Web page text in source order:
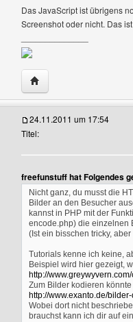
Das JavaScript ist übrigens
Screenshot oder nicht. Das
Website dieses
Profile anzeigen
24.11.2011 um 17:54
Titel:
freefunstuff hat Folgendes
Nicht ganz, du musst die
Bilder an den Besucher
kannst in PHP mit der
encode.php) die einzelnen
(Ist ein bisschen tricky, aber
Tutorials kenne ich keine,
Beispiel wird hier gezeigt,
http://
Zum Bilder kodieren
http://www.exanto.de/
Wobei dort nicht
brauchst kann ich dir auf